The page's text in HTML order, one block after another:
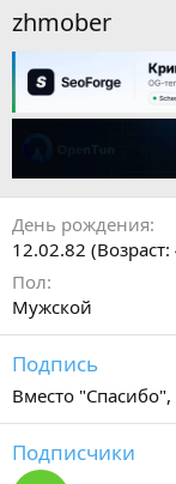
zhmober
День рождения
12.02.82 (Возраст:
Пол
Мужской
Подпись
Вместо
Подписчики